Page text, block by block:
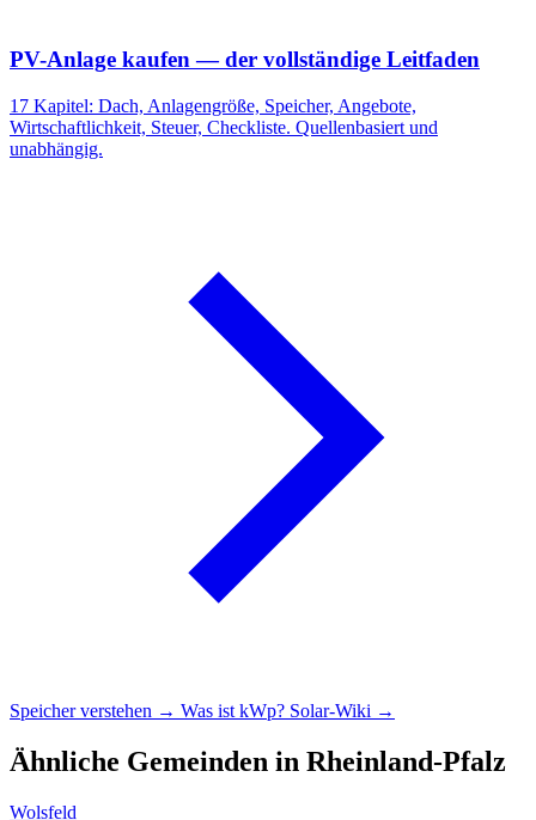
PV-Anlage kaufen — der vollständige Leitfaden
17 Kapitel: Dach, Anlagengröße, Speicher, Angebote,
Wirtschaftlichkeit, Steuer, Checkliste. Quellenbasiert und
unabhängig.
Speicher verstehen → Was ist kWp? Solar-Wiki →
Ähnliche Gemeinden in Rheinland-Pfalz
Wolsfeld